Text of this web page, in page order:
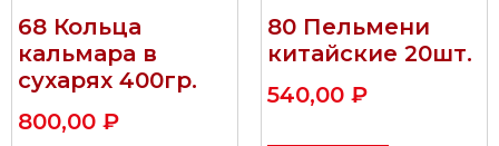
68 Кольца
кальмара в
сухарях 400гр.
800,00 ₽
80 Пельмени
китайские 20шт.
540,00 ₽